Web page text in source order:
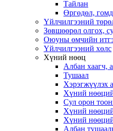
Тайлан
Өргөдөл,
Үйлчилгээний
Зөвшөөрөл олгох,
Оюуны өмчийн
Үйлчилгээний хөлс
Хүний нөөц
Албан хаагч,
Тушаал
Хэрэгжүүлэх
Хүний
Сул орон
Хүний
Хүний
Албан